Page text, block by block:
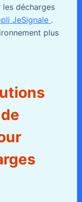
décharges
JeSignale .
plus